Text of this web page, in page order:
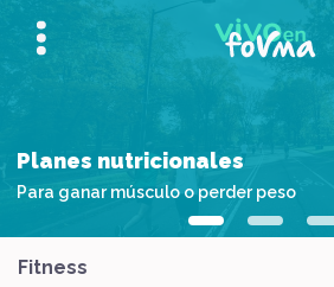
Planes nutricionales
Para ganar músculo o perder peso
Fitness